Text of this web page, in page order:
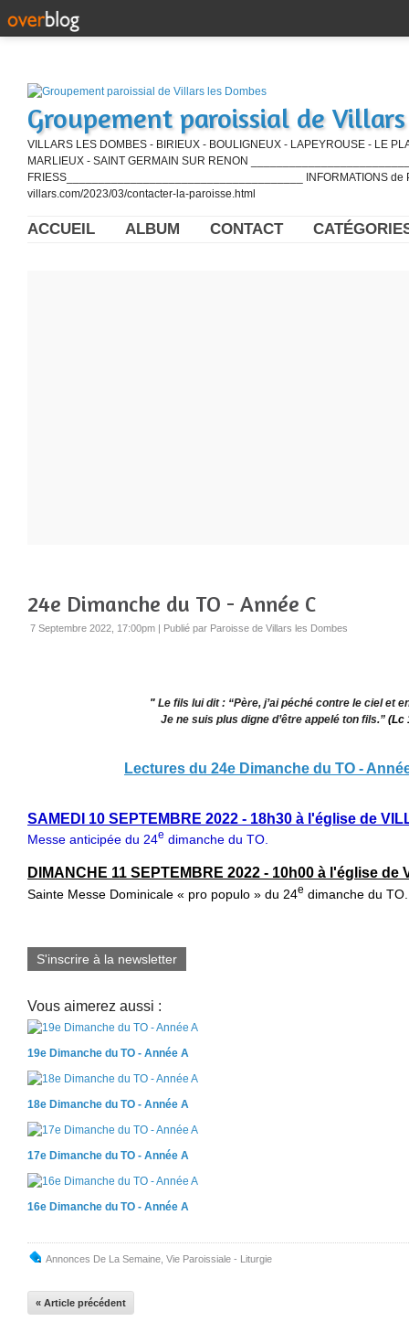
Groupement paroissial de
VILLARS LES DOMBES - BIRIEUX - BOULIGNEUX - LAPEYROUSE - LE
MARLIEUX - SAINT GERMAIN SUR RENON
FRIESS_____________________________________ INFORMATIONS de
villars.com/2023/03/contacter-la-paroisse.html
ACCUEIL ALBUM CONTACT
24e Dimanche du TO - Année C
7 Septembre 2022, 17:00pm | Publié par Paroisse de Villars les Dombes
" Le fils lui dit : “Père, j’ai péché contre le ciel et
Je ne suis plus digne d’être appelé ton fils.” (Lc
Lectures du 24e Dimanche du TO -
SAMEDI 10 SEPTEMBRE 2022 - 18h30 à l'église de
Messe anticipée du 24e dimanche du TO.
DIMANCHE 11 SEPTEMBRE 2022 - 10h00 à l'église de
Sainte Messe Dominicale « pro populo » du 24e dimanche du TO.
S'inscrire à la newsletter
Vous aimerez aussi :
19e Dimanche du TO - Année A
18e Dimanche du TO - Année A
17e Dimanche du TO - Année A
16e Dimanche du TO - Année A
Annonces De La Semaine Vie Paroissiale - Liturgie
« Article précédent